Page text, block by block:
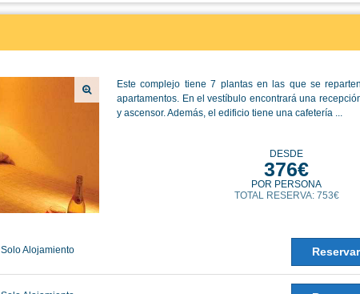
Este complejo tiene 7 plantas en las que se
apartamentos. En el vestíbulo encontrará una
y ascensor. Además, el edificio tiene una cafetería ...
DESDE
376€
POR PERSONA
TOTAL RESERVA: 753€
Solo Alojamiento Reservar